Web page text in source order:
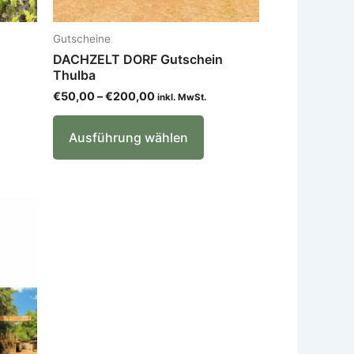
Gutscheine
DACHZELT DORF Gutschein
Thulba
€50,00–€200,00 inkl. MwSt.
Ausführung wählen
gewählt